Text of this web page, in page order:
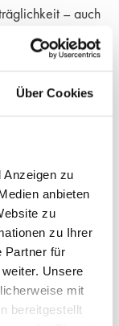
Über Cookies
Anzeigen zu
anbieten
zu
zu Ihrer
Partner für
Unsere
mit
bereitgestellt
– auch
anderen
sich
und